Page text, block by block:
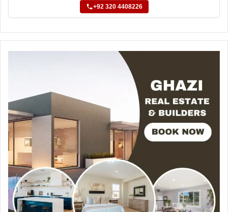
+92 320 4408226